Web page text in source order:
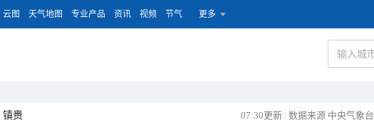
云图 天气地图 专业产品 资讯 视频 节气 更多
镇赉 07:30更新 | 数据来源 中央气象台